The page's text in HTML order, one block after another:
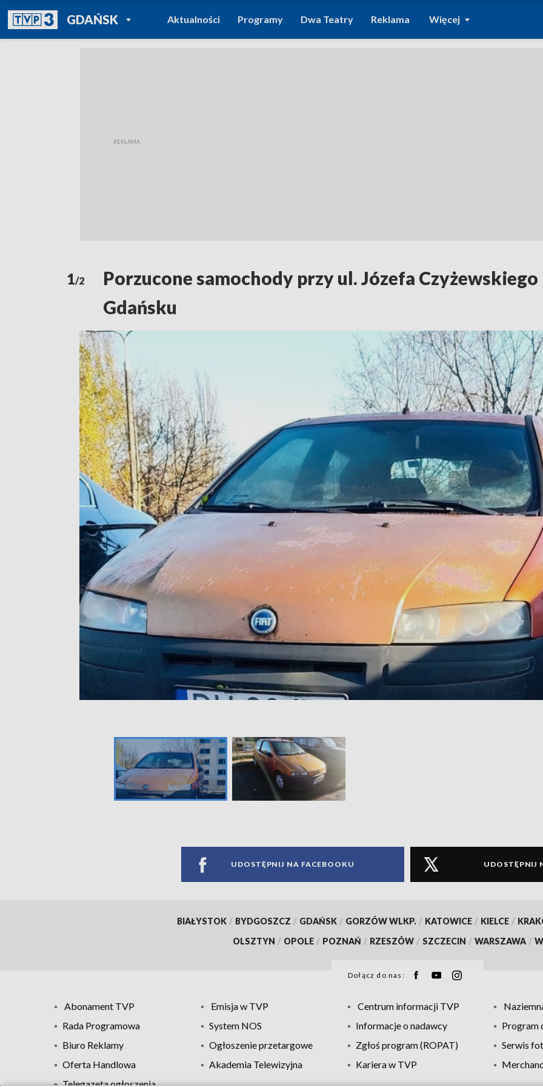
GDAŃSKPOWRÓT DO
TVP REGIONY
Aktualności Programy Dwa Teatry Reklama Więcej
1/2
Porzucone samochody przy ul. Józefa Czyżewskiego
Gdańsku
UDOSTĘPNIJ NA FACEBOOKU UDOSTĘPNIJ
BIAŁYSTOK / BYDGOSZCZ / GDAŃSK / GORZÓW WLKP. / KATOWICE / KIELCE /
OLSZTYN / OPOLE / POZNAŃ / RZESZÓW / SZCZECIN / WARSZAWA /
Dołącz do nas:
Abonament TVP Emisja w TVP Centrum informacji TVP
Rada Programowa
System NOS Informacje o nadawcy
Program
Biuro Reklamy
Ogłoszenie przetargowe Zgłoś program (ROPAT)
Serwis
Oferta Handlowa
Akademia Telewizyjna Kariera w TVP
Telegazeta ogłoszenia